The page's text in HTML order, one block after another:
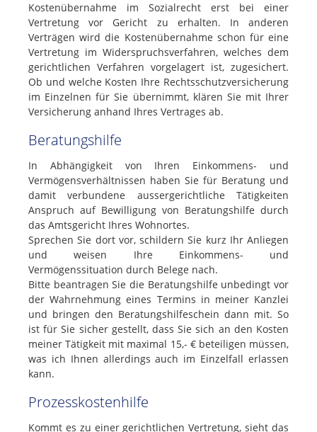
Kostenübernahme im Sozialrecht erst bei einer
Vertretung vor Gericht zu erhalten. In anderen
Verträgen wird die Kostenübernahme schon für eine
Vertretung im Widerspruchsverfahren, welches dem
gerichtlichen Verfahren vorgelagert ist, zugesichert.
Ob und welche Kosten Ihre Rechtsschutzversicherung
im Einzelnen für Sie übernimmt, klären Sie mit Ihrer
Versicherung anhand Ihres Vertrages ab.
Beratungshilfe
In Abhängigkeit von Ihren Einkommens- und
Vermögensverhältnissen haben Sie für Beratung und
damit verbundene aussergerichtliche Tätigkeiten
Anspruch auf Bewilligung von Beratungshilfe durch
das Amtsgericht Ihres Wohnortes.
Sprechen Sie dort vor, schildern Sie kurz Ihr Anliegen
und weisen Ihre Einkommens- und
Vermögenssituation durch Belege nach.
Bitte beantragen Sie die Beratungshilfe unbedingt vor
der Wahrnehmung eines Termins in meiner Kanzlei
und bringen den Beratungshilfeschein dann mit. So
ist für Sie sicher gestellt, dass Sie sich an den Kosten
meiner Tätigkeit mit maximal 15,- € beteiligen müssen,
was ich Ihnen allerdings auch im Einzelfall erlassen
kann.
Prozesskostenhilfe
Kommt es zu einer gerichtlichen Vertretung, sieht das